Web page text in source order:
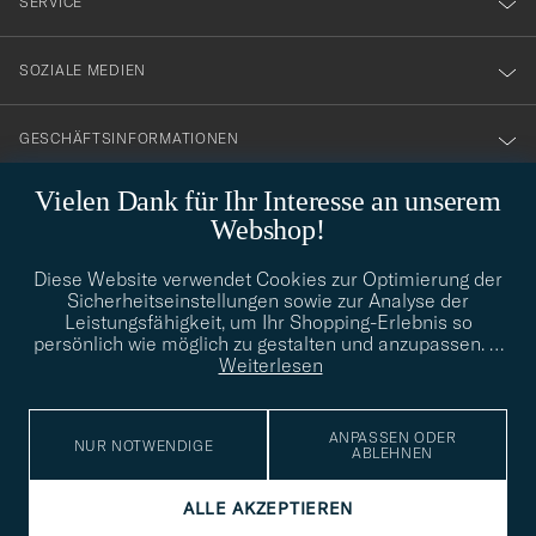
Vielen Dank für Ihr Interesse an unserem
Webshop!
Diese Website verwendet Cookies zur Optimierung der
Sicherheitseinstellungen sowie zur Analyse der
Leistungsfähigkeit, um Ihr Shopping-Erlebnis so
persönlich wie möglich zu gestalten und anzupassen. …
Weiterlesen
NUR NOTWENDIGE
ANPASSEN ODER
ABLEHNEN
ALLE AKZEPTIEREN
SOZIALE MEDIEN
GESCHÄFTSINFORMATIONEN
info@careofcarl.de
Benötigen Sie Hilfe bei der Suche nach Ihrem persönlichen Stil?
Wenden Sie sich an uns, wir helfen Ihnen gerne weiter!
STILBERATUNG